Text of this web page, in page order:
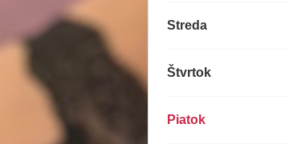
Streda
Štvrtok
Piatok